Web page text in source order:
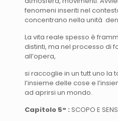
fenomeni inseriti nel
concentrano nella unità
La vita reale spesso è
distinti, ma nel processo di
all’opera,
si raccoglie in un tutt uno la
l’insieme delle cose e
ad aprirsi un mondo.
Capitolo 5° : SCOPO E